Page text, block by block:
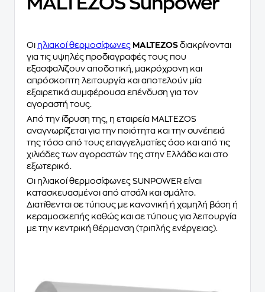
Οι ηλιακοί θερμοσίφωνες MALTEZOS διακρίνονται
για τις υψηλές προδιαγραφές τους που
εξασφαλίζουν αποδοτική, μακρόχρονη και
απρόσκοπτη λειτουργία και αποτελούν μία
εξαιρετικά συμφέρουσα επένδυση για τον
αγοραστή τους.
Από την ίδρυση της, η εταιρεία MALTEZOS
αναγνωρίζεται για την ποιότητα και την συνέπειά
της τόσο από τους επαγγελματίες όσο και από τις
χιλιάδες των αγοραστών της στην Ελλάδα και στο
εξωτερικό.
Οι ηλιακοί θερμοσίφωνες SUNPOWER είναι
κατασκευασμένοι από ατσάλι και σμάλτο.
Διατίθενται σε τύπους με κανονική ή χαμηλή βάση ή
κεραμοσκεπής καθώς και σε τύπους για λειτουργία
με την κεντρική θέρμανση (τριπλής ενέργειας).